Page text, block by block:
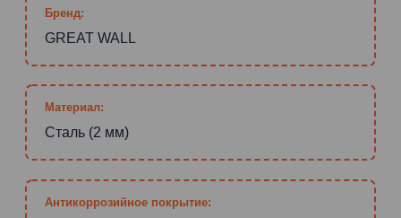
Бренд:
GREAT WALL
Материал:
Сталь (2 мм)
Антикоррозийное покрытие: